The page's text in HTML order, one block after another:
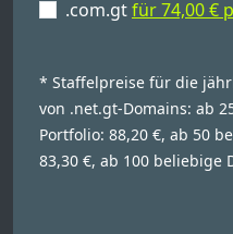
.com.gtfür 74,00 €
* Staffelpreise für die
von .net.gt-Domains: ab
Portfolio: 88,20 €, ab 50
83,30 €, ab 100 beliebige